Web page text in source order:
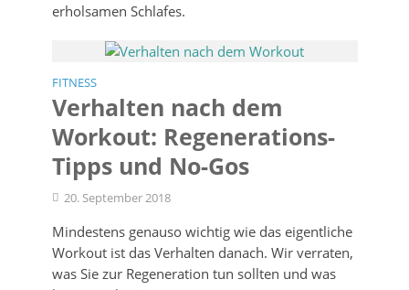
erholsamen Schlafes.
FITNESS
Verhalten nach dem
Workout: Regenerations-
Tipps und No-Gos
20. September 2018
Mindestens genauso wichtig wie das eigentliche
Workout ist das Verhalten danach. Wir verraten,
was Sie zur Regeneration tun sollten und was